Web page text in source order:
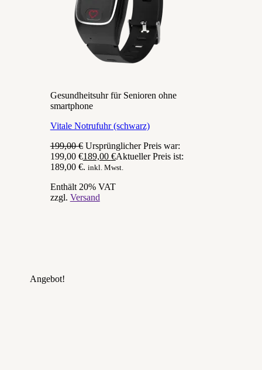
Gesundheitsuhr für Senioren ohne
smartphone
Vitale Notrufuhr (schwarz)
199,00€ Ursprünglicher Preis war:
199,00 €189,00 €Aktueller Preis ist:
189,00 €. inkl. Mwst.
Enthält 20% VAT
zzgl. Versand
Angebot!